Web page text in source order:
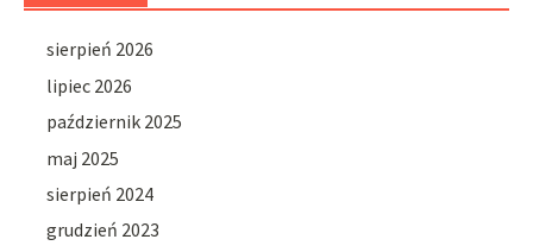
sierpień 2026
lipiec 2026
październik 2025
maj 2025
sierpień 2024
grudzień 2023